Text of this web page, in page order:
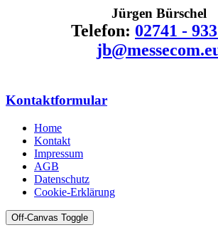
Jürgen Bürschel
Telefon: 02741 -
Kontaktformular
Home
Kontakt
Impressum
AGB
Datenschutz
Cookie-Erklärung
Off-Canvas Toggle